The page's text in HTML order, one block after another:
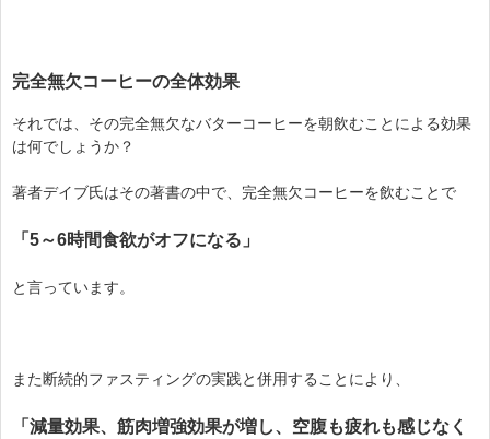
完全無欠コーヒーの全体効果
それでは、その完全無欠なバターコーヒーを朝飲むことによる効果
は何でしょうか？
著者デイブ氏はその著書の中で、完全無欠コーヒーを飲むことで
「5～6時間食欲がオフになる」
と言っています。
また断続的ファスティングの実践と併用することにより、
「減量効果、筋肉増強効果が増し、 空腹も疲れも感じなく